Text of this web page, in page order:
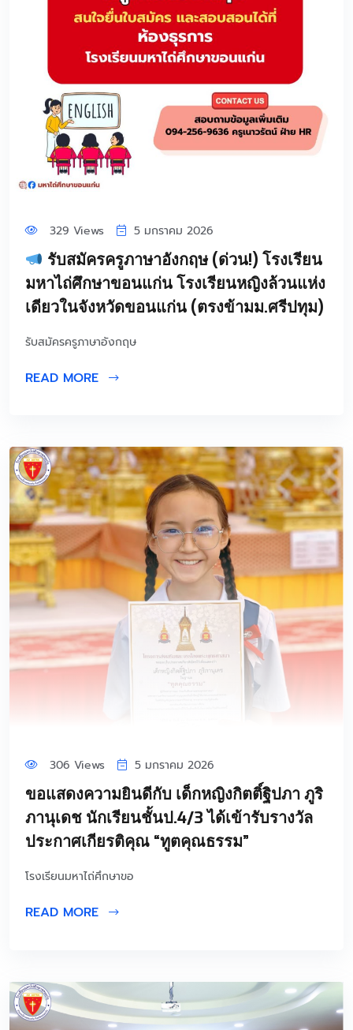
329 Views 5 มกราคม 2026
รับสมัครครูภาษาอังกฤษ (ด่วน!) โรงเรียน
มหาไถ่ศึกษาขอนแก่น โรงเรียนหญิงล้วนแห่ง
เดียวในจังหวัดขอนแก่น (ตรงข้ามม.ศรีปทุม)
รับสมัครครูภาษาอังกฤษ
READ MORE
306 Views 5 มกราคม 2026
ขอแสดงความยินดีกับ เด็กหญิงกิตติ์ฐิปภา ภูริ
ภานุเดช นักเรียนชั้นป.4/3 ได้เข้ารับรางวัล
ประกาศเกียรติคุณ “ทูตคุณธรรม”
โรงเรียนมหาไถ่ศึกษาขอ
READ MORE